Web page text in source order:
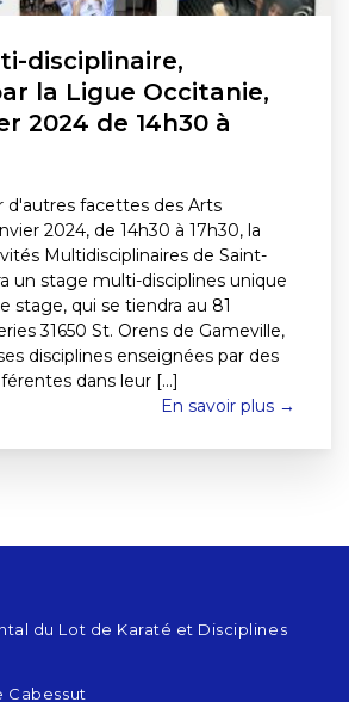
disciplinaire,
la Ligue Occitanie,
2024 de 14h30 à
d'autres facettes des Arts
2024, de 14h30 à 17h30, la
Multidisciplinaires de Saint-
un stage multi-disciplines unique
stage, qui se tiendra au 81
31650 St. Orens de Gameville,
disciplines enseignées par des
dans leur [...]
En savoir plus →
du Lot de Karaté et Disciplines
Cabessut